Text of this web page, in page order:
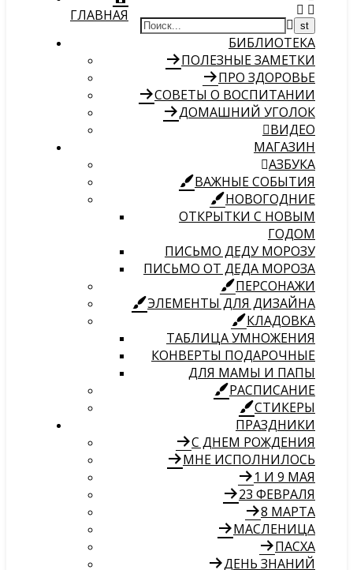
ГЛАВНАЯ
БИБЛИОТЕКА
ПОЛЕЗНЫЕ ЗАМЕТКИ
ПРО ЗДОРОВЬЕ
СОВЕТЫ О ВОСПИТАНИИ
ДОМАШНИЙ УГОЛОК
ВИДЕО
МАГАЗИН
АЗБУКА
ВАЖНЫЕ СОБЫТИЯ
НОВОГОДНИЕ
ОТКРЫТКИ С НОВЫМ
ГОДОМ
ПИСЬМО ДЕДУ МОРОЗУ
ПИСЬМО ОТ ДЕДА МОРОЗА
ПЕРСОНАЖИ
ЭЛЕМЕНТЫ ДЛЯ ДИЗАЙНА
КЛАДОВКА
ТАБЛИЦА УМНОЖЕНИЯ
КОНВЕРТЫ ПОДАРОЧНЫЕ
ДЛЯ МАМЫ И ПАПЫ
РАСПИСАНИЕ
СТИКЕРЫ
ПРАЗДНИКИ
С ДНЕМ РОЖДЕНИЯ
МНЕ ИСПОЛНИЛОСЬ
1 И 9 МАЯ
23 ФЕВРАЛЯ
8 МАРТА
МАСЛЕНИЦА
ПАСХА
ДЕНЬ ЗНАНИЙ